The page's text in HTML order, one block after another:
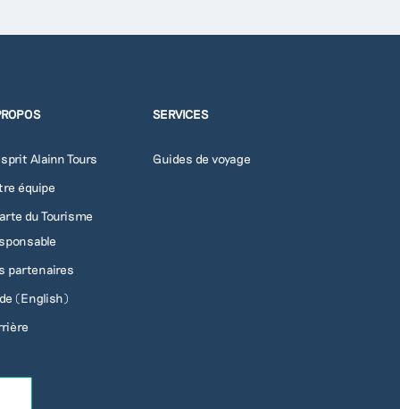
Alainn Tours
équipe
du Tourisme
partenaires
(English)
SERVICES
Guides de voyage